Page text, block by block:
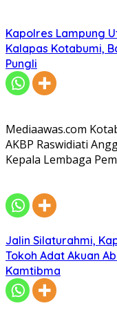
Kapolres Lampung
Kalapas Kotabumi,
Pungli
Mediaawas.com
AKBP Raswidiati
Kepala Lembaga
Jalin Silaturahmi,
Tokoh Adat Akuan
Kamtibma